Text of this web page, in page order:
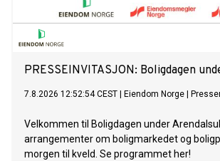
PRESSEINVITASJON: ​Boligdagen
7.8.2026 12:52:54 CEST Eiendom Norge
Velkommen til Boligdagen under
arrangementer om boligmarkedet og
morgen til kveld. Se programmet her!